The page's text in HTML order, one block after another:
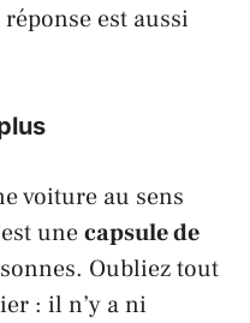
est aussi
voiture au sens
unecapsule de
Oubliez tout
: il n’y a ni